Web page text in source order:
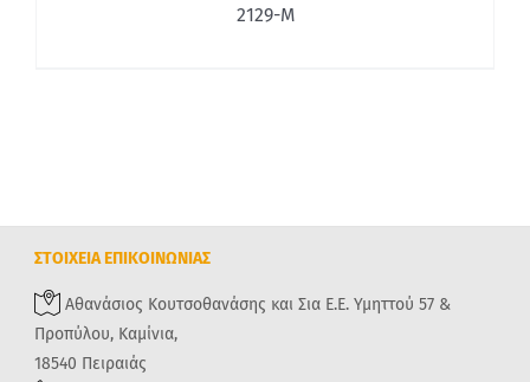
2129-Μ
ΣΤΟΙΧΕΙΑ ΕΠΙΚΟΙΝΩΝΙΑΣ
Αθανάσιος Κουτσοθανάσης και Σια Ε.Ε. Υμηττού 57 &
Προπύλου, Καμίνια,
18540 Πειραιάς